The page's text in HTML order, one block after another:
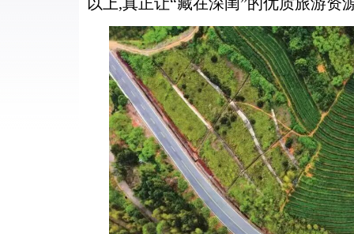
以上,真正让“藏在深闺”的优质旅游资